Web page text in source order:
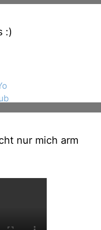
:)
nur mich arm